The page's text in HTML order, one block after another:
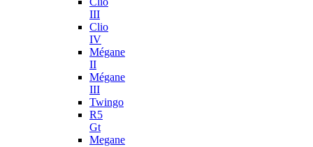
III
Clio
IV
Mégane
II
Mégane
III
Twingo
R5
Gt
Megane